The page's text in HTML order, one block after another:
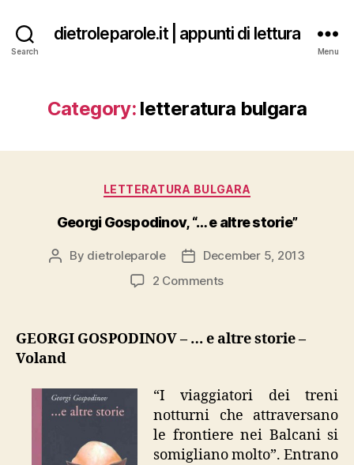
Search
dietroleparole.it | appunti di lettura
Menu
Category: letteratura bulgara
Categories
LETTERATURA BULGARA
Georgi Gospodinov, “… e altre storie”
Post
By dietroleparole
PostDecember 5, 2013
2 Commentson
“…
GEORGI GOSPODINOV – … e altre storie –
Voland
“I viaggiatori dei treni
notturni che attraversano
le frontiere nei Balcani si
somigliano molto”. Entrano